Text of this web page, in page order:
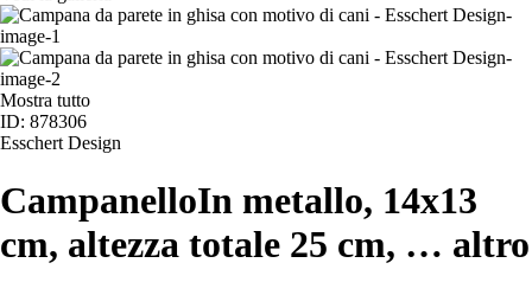
Mostra tutto
ID: 878306
Esschert Design
CampanelloIn metallo, 14x13
cm, altezza totale 25 cm, … altro